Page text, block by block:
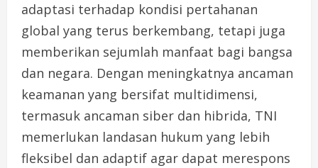
adaptasi terhadap kondisi pertahanan
global yang terus berkembang, tetapi juga
memberikan sejumlah manfaat bagi bangsa
dan negara. Dengan meningkatnya ancaman
keamanan yang bersifat multidimensi,
termasuk ancaman siber dan hibrida, TNI
memerlukan landasan hukum yang lebih
fleksibel dan adaptif agar dapat merespons